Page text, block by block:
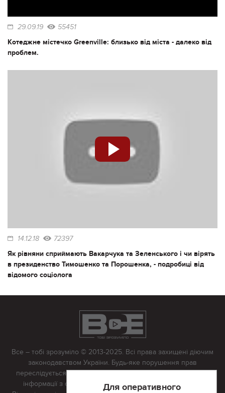
29.09.19 55451
Котеджне містечко Greenville: близько від міста - далеко від
проблем.
14.12.18 72397
Як рівняни сприймають Вакарчука та Зеленського і чи вірять
в президенство Тимошенко та Порошенка, - подробиці від
відомого соціолога
Для оперативного
Все – тобі зрозуміло © 2013-2025. Всі права захищені діючим
законодавством України. Будь-яке порушення прав
переслідується в судовому порядку. Будь-яке відтворення
інформації з сайту тільки з письмово дозволу редакції.